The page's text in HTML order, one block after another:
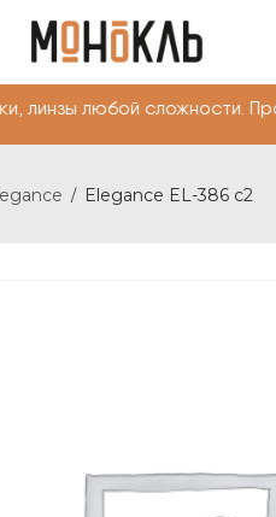
любой
/ Elegance EL-386 c2